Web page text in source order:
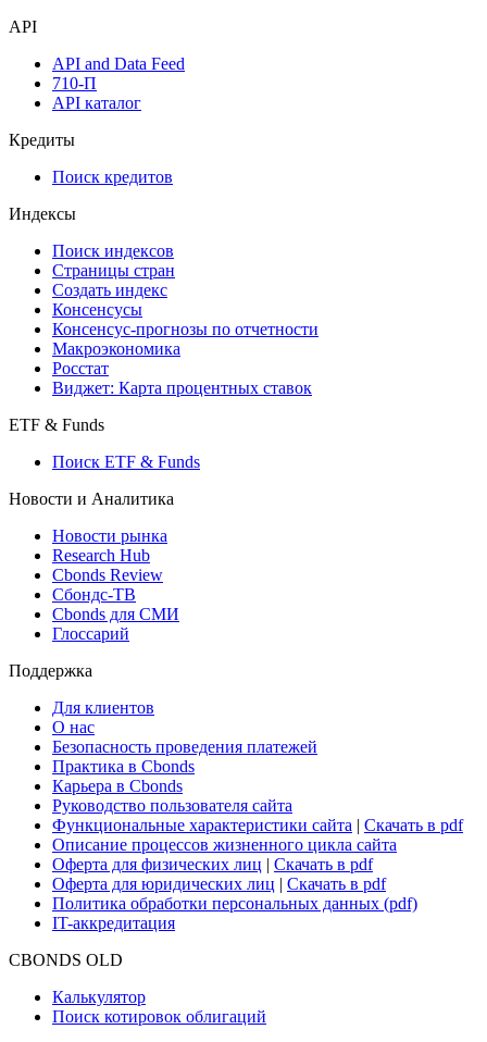
API
API and Data Feed
710-П
API каталог
Кредиты
Поиск кредитов
Индексы
Поиск индексов
Страницы стран
Создать индекс
Консенсусы
Консенсус-прогнозы по отчетности
Макроэкономика
Росстат
Виджет: Карта процентных ставок
ETF & Funds
Поиск ETF & Funds
Новости и Аналитика
Новости рынка
Research Hub
Cbonds Review
Сбондс-ТВ
Cbonds для СМИ
Глоссарий
Поддержка
Для клиентов
О нас
Безопасность проведения платежей
Практика в Cbonds
Карьера в Cbonds
Руководство пользователя сайта
Функциональные характеристики сайта | Скачать в pdf
Описание процессов жизненного цикла сайта
Оферта для физических лиц | Скачать в pdf
Оферта для юридических лиц | Скачать в pdf
Политика обработки персональных данных (pdf)
IT-аккредитация
CBONDS OLD
Калькулятор
Поиск котировок облигаций